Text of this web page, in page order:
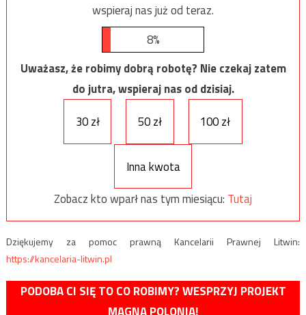
wspieraj nas już od teraz.
8%
Uważasz, że robimy dobrą robotę? Nie czekaj zatem
do jutra, wspieraj nas od dzisiaj.
30 zł
50 zł 100 zł
Inna kwota
Zobacz kto wparł nas tym miesiącu: Tutaj
Dziękujemy za pomoc prawną Kancelarii Prawnej Litwin:
https://kancelaria-litwin.pl
PODOBA CI SIĘ TO CO ROBIMY? WESPRZYJ PROJEKT